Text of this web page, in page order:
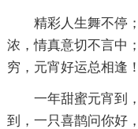
精彩人生舞不停
浓，情真意切不言中
穷，元宵好运总相逢
一年甜蜜元宵到
到，一只喜鹊问你好